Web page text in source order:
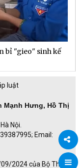
Chia
bỉ "gieo" sinh kế
luật
Mạnh Hưng, Hồ Thị
Nội.
Email:
2024 của Bộ Thông